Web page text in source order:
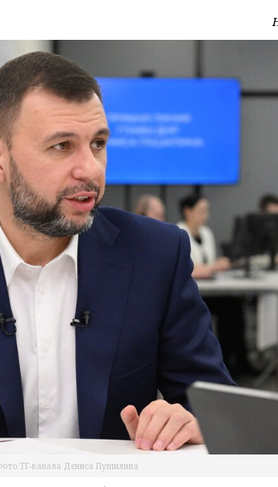
ТГ-канала Дениса Пушилина